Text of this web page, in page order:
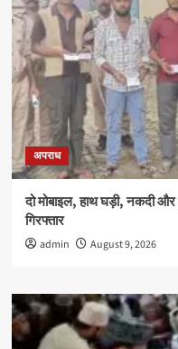
अपराध
दो मोबाइल, हाथ घड़ी, नकदी और
गिरफ्तार
admin August 9, 2026